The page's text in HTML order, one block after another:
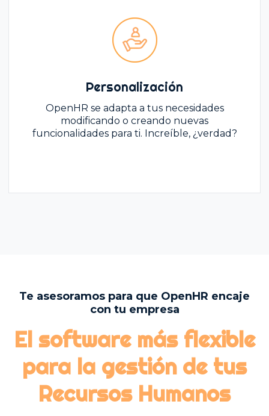
Personalización
OpenHR se adapta a tus necesidades
modificando o creando nuevas
funcionalidades para ti. Increíble, ¿verdad?
Te asesoramos para que OpenHR encaje
con tu empresa
El software más flexible
para la gestión de tus
Recursos Humanos